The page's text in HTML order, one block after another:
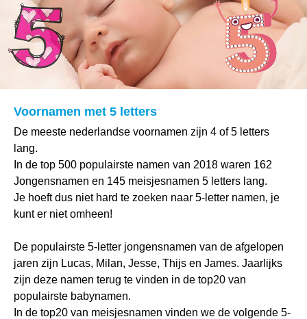
Voornamen met 5 letters
De meeste nederlandse voornamen zijn 4 of 5 letters
lang.
In de top 500 populairste namen van 2018 waren 162
Jongensnamen en 145 meisjesnamen 5 letters lang.
Je hoeft dus niet hard te zoeken naar 5-letter namen, je
kunt er niet omheen!
De populairste 5-letter jongensnamen van de afgelopen
jaren zijn Lucas, Milan, Jesse, Thijs en James. Jaarlijks
zijn deze namen terug te vinden in de top20 van
populairste babynamen.
In de top20 van meisjesnamen vinden we de volgende 5-